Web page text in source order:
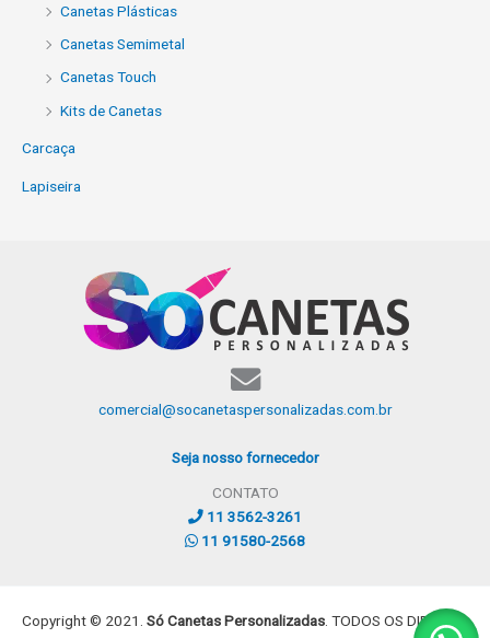
Canetas Plásticas
Canetas Semimetal
Canetas Touch
Kits de Canetas
Carcaça
Lapiseira
comercial@socanetaspersonalizadas.com.br
Seja nosso fornecedor
CONTATO
11 3562-3261
11 91580-2568
Copyright © 2021. Só Canetas Personalizadas . TODOS OS DIREITOS